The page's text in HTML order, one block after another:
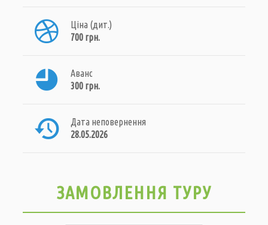
Ціна (дит.)
700 грн.
Аванс
300 грн.
Дата неповернення
28.05.2026
ЗАМОВЛЕННЯ ТУРУ